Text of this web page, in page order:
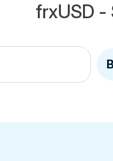
frxUSD -